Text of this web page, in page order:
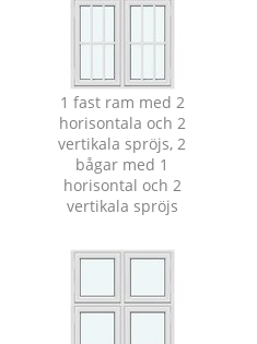
1 fast ram med 2
horisontala och 2
vertikala spröjs, 2
bågar med 1
horisontal och 2
vertikala spröjs